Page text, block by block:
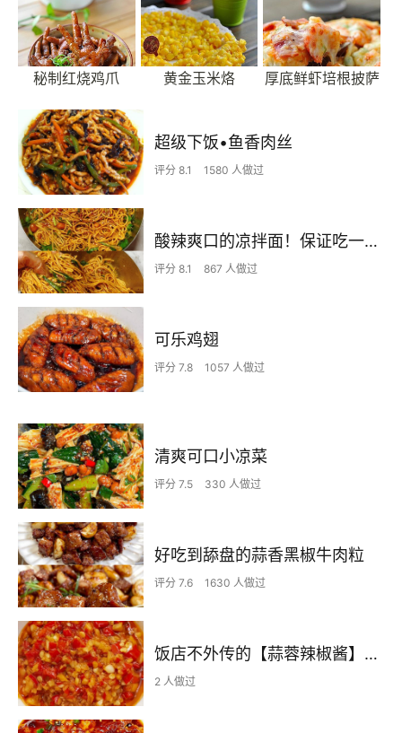
秘制红烧鸡爪 黄金玉米烙 厚底鲜虾培根披萨
超级下饭•鱼香肉丝
评分 8.1 1580 人做过
酸辣爽口的凉拌面！保证吃一次就上瘾
评分 8.1 867 人做过
可乐鸡翅
评分 7.8 1057 人做过
清爽可口小凉菜
评分 7.5 330 人做过
好吃到舔盘的蒜香黑椒牛肉粒
评分 7.6 1630 人做过
饭店不外传的【蒜蓉辣椒酱】自己在家也可以做出
2 人做过